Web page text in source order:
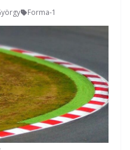
Forma-1